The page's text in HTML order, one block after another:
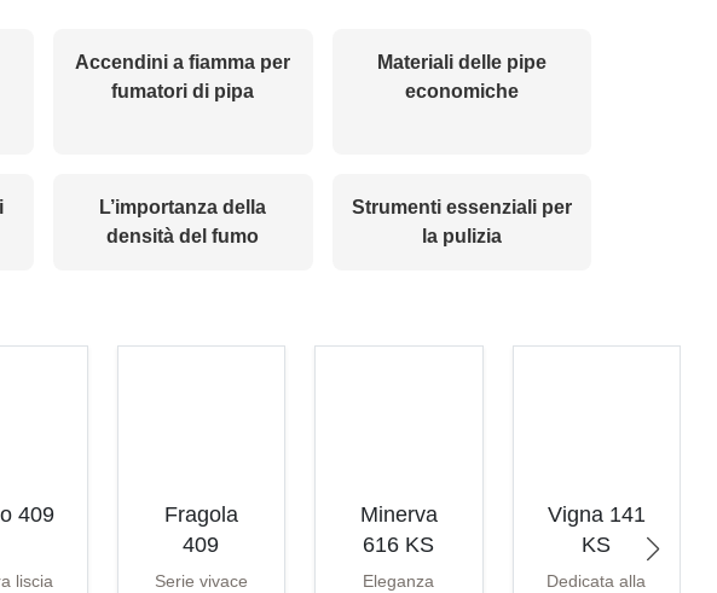
Accendini a fiamma per
fumatori di pipa
Materiali delle pipe
economiche
L’importanza della
densità del fumo
Strumenti essenziali per
la pulizia
409
liscia
Fragola
409
Serie vivace
Minerva
616 KS
Eleganza
Vigna 141
KS
Dedicata alla